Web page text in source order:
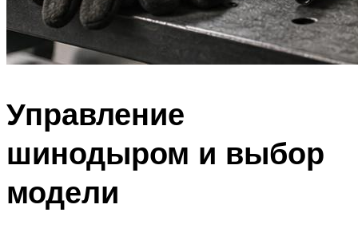
Управление
шинодыром и выбор
модели